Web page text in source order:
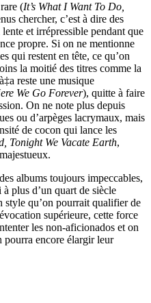
(It’s What I Want To Do,
chercher, c’est à dire des
et irrépressible pendant que
propre. Si on ne mentionne
qui restent en tête, ce qu’on
la moitié des titres comme la
reste une musique
We Go Forever), quitte à faire
On ne note plus depuis
ou d’arpèges lacrymaux, mais
de cocon qui lance les
Tonight We Vacate Earth,
albums toujours impeccables,
plus d’un quart de siècle
style qu’on pourrait qualifier de
supérieure, cette force
les non-aficionados et on
pourra encore élargir leur